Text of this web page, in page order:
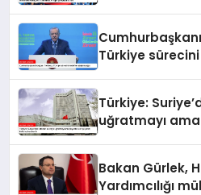
Türkiye
Türkiye:
uğratmayı
Bakan Gürlek,
Yardımcılığı